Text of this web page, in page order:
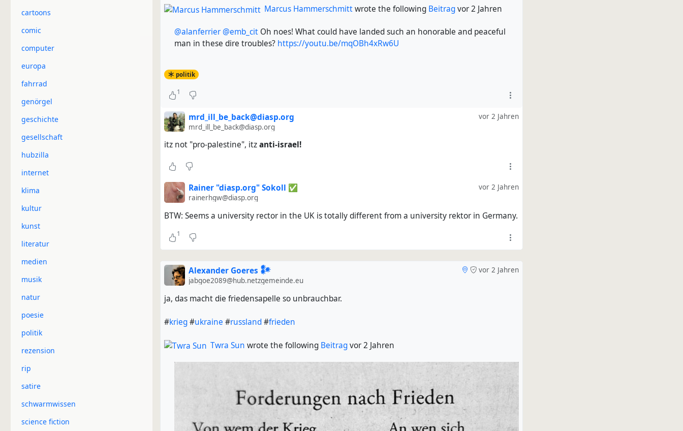
cartoons
comic
computer
europa
fahrrad
genörgel
geschichte
gesellschaft
hubzilla
internet
klima
kultur
kunst
literatur
medien
musik
natur
poesie
politik
rezension
rip
satire
schwarmwissen
science fiction
Marcus Hammerschmittwrote the following Beitragvor 2 Jahren
@alanferrier @emb_cit Oh noes! What could have landed such an honorable and peaceful
man in these dire troubles? https://youtu.be/mqOBh4xRw6U
politik
1
vor 2 Jahren
mrd_ill_be_back@diasp.org
mrd_ill_be_back@diasp.org
itz not "pro-palestine", itzanti-israel!
vor 2 Jahren
Rainer "diasp​.org" Sokoll ✅
rainerhgw@diasp.org
BTW: Seems a university rector in the UK is totally different from a university rektor in Germany.
1
vor 2 Jahren
Alexander Goeres 𒀯
jabgoe2089@hub.netzgemeinde.eu
ja, das macht die friedensapelle so unbrauchbar.
#krieg#ukraine #russland#frieden
Twra Sun wrote the following Beitragvor 2 Jahren